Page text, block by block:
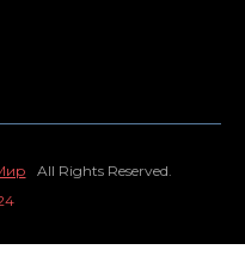
All Rights Reserved.